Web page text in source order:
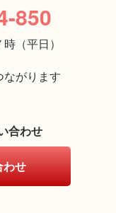
850
（平日）
がります
合わせ
わせ